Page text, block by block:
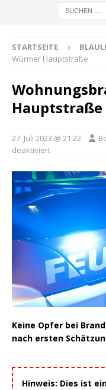
STARTSEITE
Würmer Hauptstraße
Hauptstraße
27. Juli 2023 @ 21:22
deaktiviert
Keine Opfer bei
nach ersten
Hinweis: Dies ist